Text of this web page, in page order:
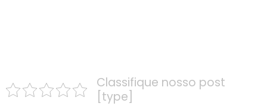
Classifique nosso post
[type]